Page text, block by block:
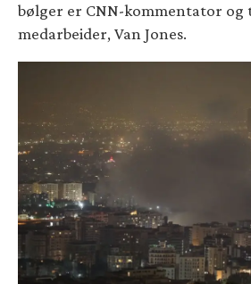
bølger er CNN-kommentator og
medarbeider, Van Jones.